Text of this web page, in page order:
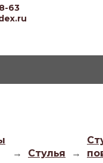
63
→ Стулья →